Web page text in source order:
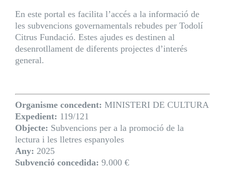
En este portal es facilita l’accés a la informació de
les subvencions governamentals rebudes per Todolí
Citrus Fundació. Estes ajudes es destinen al
desenrotllament de diferents projectes d’interés
general.
Organisme concedent: MINISTERI DE CULTURA
Expedient: 119/121
Objecte: Subvencions per a la promoció de la
lectura i les lletres espanyoles
Any: 2025
Subvenció concedida: 9.000 €